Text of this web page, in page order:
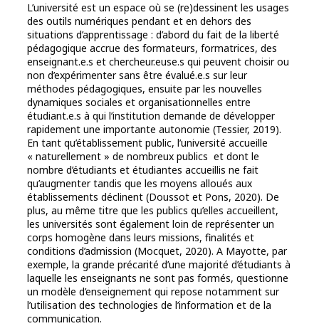
L’université est un espace où se (re)dessinent les usages
des outils numériques pendant et en dehors des
situations d’apprentissage : d’abord du fait de la liberté
pédagogique accrue des formateurs, formatrices, des
enseignant.e.s et chercheur.euse.s qui peuvent choisir ou
non d’expérimenter sans être évalué.e.s sur leur
méthodes pédagogiques, ensuite par les nouvelles
dynamiques sociales et organisationnelles entre
étudiant.e.s à qui l’institution demande de développer
rapidement une importante autonomie (Tessier, 2019).
En tant qu’établissement public, l’université accueille
« naturellement » de nombreux publics et dont le
nombre d’étudiants et étudiantes accueillis ne fait
qu’augmenter tandis que les moyens alloués aux
établissements déclinent (Doussot et Pons, 2020). De
plus, au même titre que les publics qu’elles accueillent,
les universités sont également loin de représenter un
corps homogène dans leurs missions, finalités et
conditions d’admission (Mocquet, 2020). A Mayotte, par
exemple, la grande précarité d’une majorité d’étudiants à
laquelle les enseignants ne sont pas formés, questionne
un modèle d’enseignement qui repose notamment sur
l’utilisation des technologies de l’information et de la
communication.